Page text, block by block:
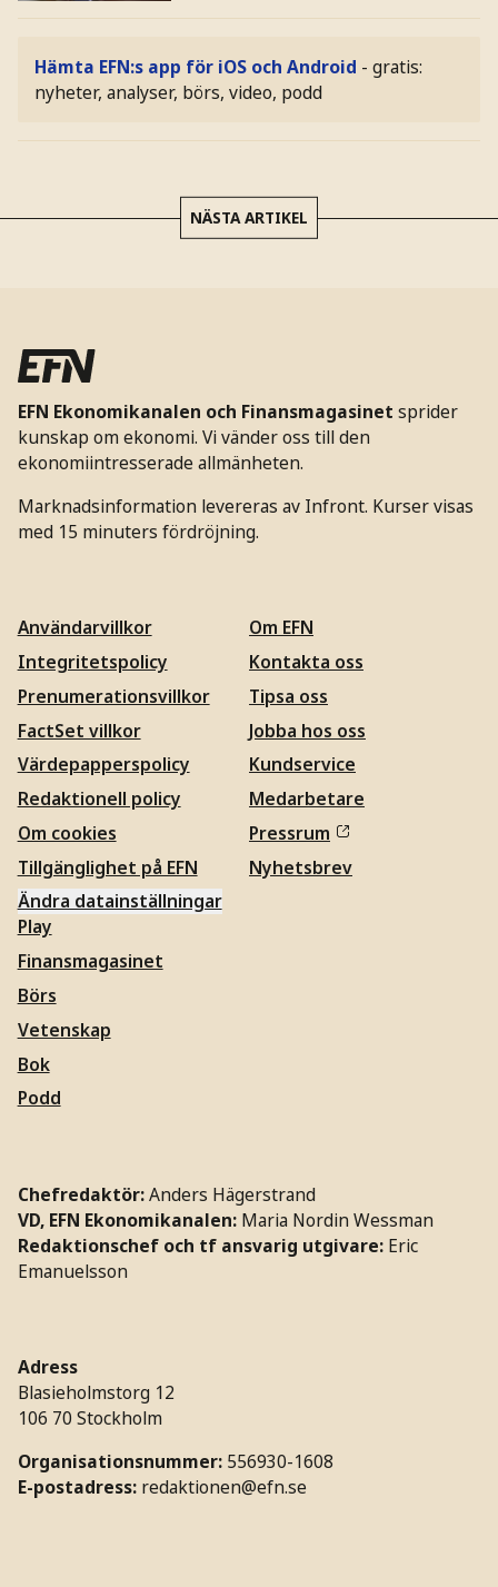
Hämta EFN:s app för iOS och Android - gratis:
nyheter, analyser, börs, video, podd
NÄSTA ARTIKEL
EFN Ekonomikanalen och Finansmagasinet sprider
kunskap om ekonomi. Vi vänder oss till den
ekonomiintresserade allmänheten.
Marknadsinformation levereras av Infront. Kurser visas
med 15 minuters fördröjning.
Användarvillkor
Integritetspolicy
Prenumerationsvillkor
FactSet villkor
Värdepapperspolicy
Redaktionell policy
Om cookies
Tillgänglighet på EFN
Ändra datainställningar
Om EFN
Kontakta oss
Tipsa oss
Jobba hos oss
Kundservice
Medarbetare
Pressrum
Nyhetsbrev
Play
Finansmagasinet
Börs
Vetenskap
Bok
Podd
Chefredaktör:Anders Hägerstrand
VD, EFN Ekonomikanalen: Maria Nordin Wessman
Redaktionschef och tf ansvarig utgivare: Eric
Emanuelsson
Adress
Blasieholmstorg 12
106 70 Stockholm
Organisationsnummer: 556930-1608
E-postadress: redaktionen@efn.se